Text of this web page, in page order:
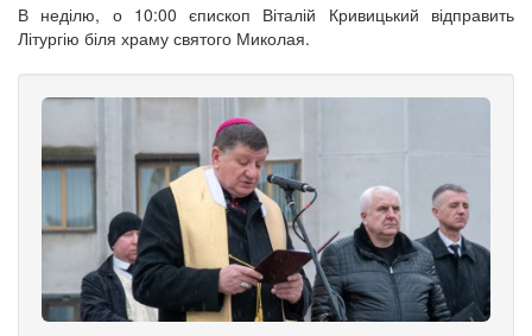
В неділю, о 10:00 єпископ Віталій Кривицький відправить
Літургію біля храму святого Миколая.